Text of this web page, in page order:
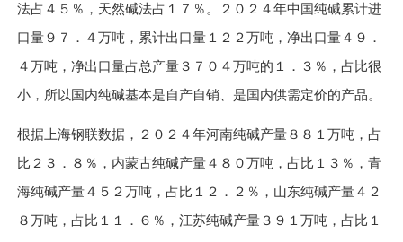
法占４５％，天然碱法占１７％。２０２４年中国纯碱累计进
口量９７．４万吨，累计出口量１２２万吨，净出口量４９．
４万吨，净出口量占总产量３７０４万吨的１．３％，占比很
小，所以国内纯碱基本是自产自销、是国内供需定价的产品。
根据上海钢联数据，２０２４年河南纯碱产量８８１万吨，占
比２３．８％，内蒙古纯碱产量４８０万吨，占比１３％，青
海纯碱产量４５２万吨，占比１２．２％，山东纯碱产量４２
８万吨，占比１１．６％，江苏纯碱产量３９１万吨，占比１